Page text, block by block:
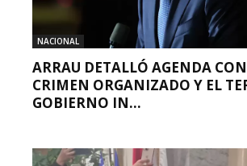
NACIONAL
ARRAU DETALLÓ AGENDA
CRIMEN ORGANIZADO Y EL
GOBIERNO IN...